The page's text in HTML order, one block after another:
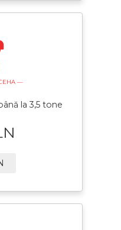
—
la 3,5 tone